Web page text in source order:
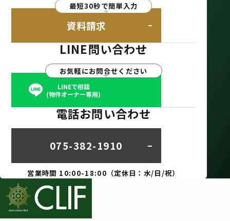
最短30秒で簡単入力
資料請求
LINE問い合わせ
お気軽にお問合せください
LINEで相談
(物件オーナー専用)
電話お問い合わせ
075-382-1910
営業時間 10:00-18:00（定休日：水/日/祝）